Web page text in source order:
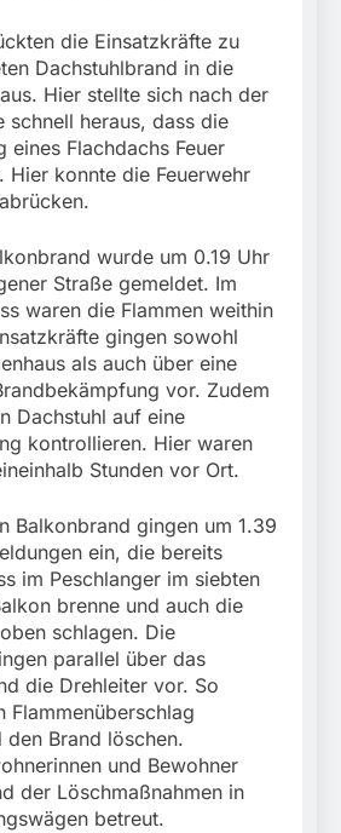
die Einsatzkräfte zu
Dachstuhlbrand in die
Hier stellte sich nach der
schnell heraus, dass die
eines Flachdachs Feuer
Hier konnte die Feuerwehr
wurde um 0.19 Uhr
Straße gemeldet. Im
waren die Flammen weithin
gingen sowohl
als auch über eine
vor. Zudem
Dachstuhl auf eine
kontrollieren. Hier waren
Stunden vor Ort.
Balkonbrand gingen um 1.39
ein, die bereits
im Peschlanger im siebten
brenne und auch die
schlagen. Die
parallel über das
die Drehleiter vor. So
Flammenüberschlag
den Brand löschen.
und Bewohner
der Löschmaßnahmen in
betreut.